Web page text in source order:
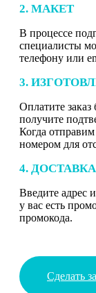
2. МАКЕТ
В процессе
специалисты
телефону или
3.
Оплатите
получите
Когда
номером для
4.
Введите адрес
у вас есть
промокода.
Сделать